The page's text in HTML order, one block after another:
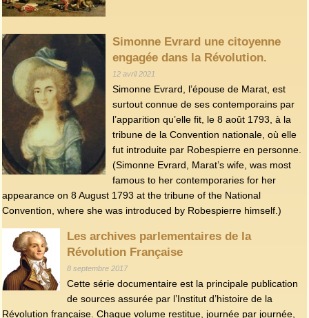
Simonne Evrard une citoyenne
engagée dans la Révolution.
12 avril 2021
Simonne Evrard, l’épouse de Marat, est
surtout connue de ses contemporains par
l’apparition qu’elle fit, le 8 août 1793, à la
tribune de la Convention nationale, où elle
fut introduite par Robespierre en personne.
(Simonne Evrard, Marat’s wife, was most
famous to her contemporaries for her
appearance on 8 August 1793 at the tribune of the National
Convention, where she was introduced by Robespierre himself.)
Les archives parlementaires de la
Révolution Française
8 septembre 2017
Cette série documentaire est la principale publication
de sources assurée par l’Institut d’histoire de la
Révolution française. Chaque volume restitue, journée par journée,